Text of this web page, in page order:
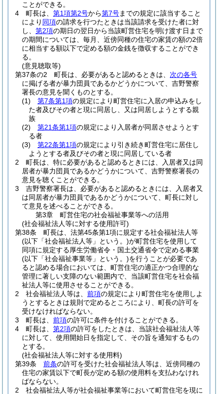
ことができる。
4
町長は、 第1項第2号から第7号までの規定に該当すること
により 同項の請求を行つたときは当該請求を受けた者に対
し、 第2項の期日の翌日から当該町営住宅を明け渡す日まで
の期間については、毎月、近傍同種の住宅の家賃の額の2倍
に相当する額以下で定める額の金銭を徴収することができ
る。
(意見聴取等)
第37条の2
町長は、必要があると認めるときは、 次の各号
に掲げる者が暴力団員であるかどうかについて、吉野警察
署長の意見を聞くものとする。
(1)
第7条第1項の規定により町営住宅に入居の申込みをし
た者及びその者と現に同居し、又は同居しようとする親
族
(2)
第21条第1項の規定により入居者が同居させようとす
る者
(3)
第22条第1項の規定により引き続き町営住宅に居住し
ようとする者及びその者と現に同居している者
2
町長は、特に必要があると認めるときには、入居者又は同
居者が暴力団員であるかどうかについて、吉野警察署長の
意見を聴くことができる。
3
吉野警察署長は、必要があると認めるときには、入居者又
は同居者が暴力団員であるかどうかについて、町長に対し
て意見を述べることができる。
第3章
町営住宅の社会福祉事業等への活用
(社会福祉法人等に対する使用許可)
第38条
町長は、法第45条第1項に規定する社会福祉法人等
(以下「社会福祉法人等」という。)が町営住宅を使用して
同項に規定する厚生労働省令・国土交通省令で定める事業
(以下「社会福祉事業等」という。)を行うことが必要であ
ると認める場合においては、町営住宅の適正かつ合理的な
管理に著しい支障のない範囲内で、当該町営住宅を社会福
祉法人等に使用させることができる。
2
社会福祉法人等は、 前項の規定により町営住宅を使用しよ
うとするときは規則で定めるところにより、町長の許可を
受けなければならない。
3
町長は、 前項の許可に条件を付けることができる。
4
町長は、 第2項の許可をしたときは、当該社会福祉法人等
に対して、使用開始日を指定して、その旨を通知するもの
とする。
(社会福祉法人等に対する使用料)
第39条
前条の許可を受けた社会福祉法人等は、近傍同種の
住宅の家賃以下で町長が定める額の使用料を支払わなけれ
ばならない。
2
社会福祉法人等が社会福祉事業等において町営住宅を現に